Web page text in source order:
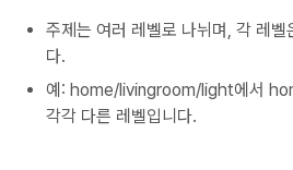
주제는 여러 레벨로 나뉘며, 각 레
다.
예: home/livingroom/light에서
각각 다른 레벨입니다.